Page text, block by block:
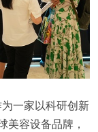
一家以科研创新
美容设备品牌，